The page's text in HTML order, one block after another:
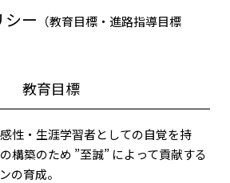
シー （教育目標・進路指導目標
教育目標
性・生涯学習者としての自覚を持
構築のため ”至誠” によって貢献する
の育成。